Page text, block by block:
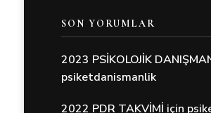
SON YORUMLAR
2023 PSİKOLOJİK
psiketdanismanlik
2022 PDR TAKVİMİ için